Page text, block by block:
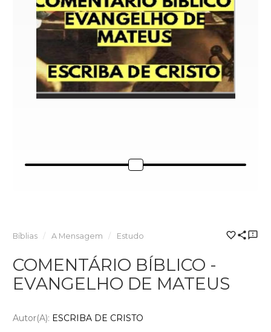
Bíblias A Mensagem Estudo
COMENTÁRIO BÍBLICO -
EVANGELHO DE MATEUS
Autor(a): ESCRIBA DE CRISTO